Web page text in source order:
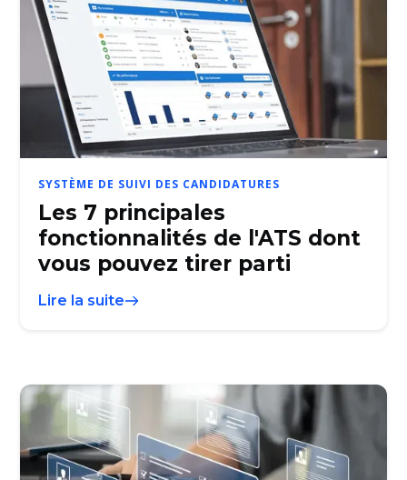
SYSTÈME DE SUIVI DES CANDIDATURES
Les 7 principales
fonctionnalités de l'ATS dont
vous pouvez tirer parti
Lire la suite